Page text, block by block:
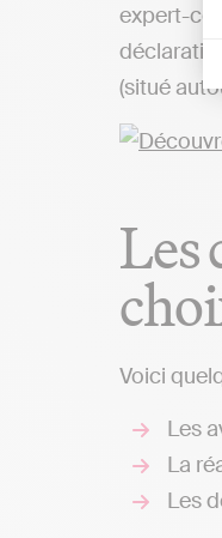
expert-
(situé
Les
Voici
Les
La
Les